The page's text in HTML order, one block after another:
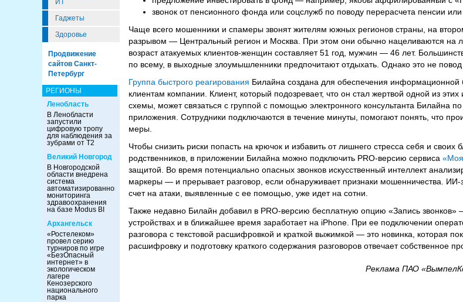
ИТ
Гаджеты
Здоровье
Продвижение
сайтов Санкт-
Петербург
РЕГИОНЫ
Ленобласть
В Ленобласти
запустили
цифровую тропу
для наблюдения за
зубрами от Т2
Великий Новгород
В Новгородской
области внедрена
система
автоматизированного
мониторинга
здравоохранения
на базе Modus BI
Архангельск
«Ростелеком»
провел серию
турниров по игре
«БезОпасный
интернет» в
экологическом
лагере
Кенозерского
национального
парка
звонок от пенсионного фонда или соцслужб по поводу перерасчета пенсии
Чаще всего мошенники и спамеры звонят жителям южных регионов страны, на
разрывом — Центральный регион и Москва. При этом они обычно нацеливаются на
возраст атакуемых клиентов-женщин составляет 51 год, мужчин — 46 лет.
по всему, в выходные злоумышленники предпочитают отдыхать. Однако это не повод
Группа быстрого реагирования Билайна создана для обеспечения информационной
клиентам компании. Клиент, который подозревает, что он стал жертвой одной из
схемы, может связаться с группой с помощью электронного консультанта Билайна
приложения. Сотрудники подключаются в течение минуты, помогают понять, что
меры.
Чтобы снизить риски попасть на крючок и избавить от лишнего стресса себя и своих
родственников, в приложении Билайна можно подключить PRO-версию сервиса «Моя
защитой. Во время потенциально опасных звонков искусственный интеллект
маркеры — и прерывает разговор, если обнаруживает признаки мошенничества.
счет на атаки, выявленные с ее помощью, уже идет на сотни.
Также недавно Билайн добавил в PRO-версию бесплатную опцию «Запись звонков»
устройствах и в ближайшее время заработает на iPhone. При ее подключении
разговора с текстовой расшифровкой и краткой выжимкой — это новинка, которая
расшифровку и подготовку краткого содержания разговоров отвечает собственное
Реклама ПАО